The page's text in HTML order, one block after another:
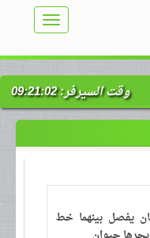
TOGGLE
وقت السيرفر:09:21:02
يفصل بينهما خط